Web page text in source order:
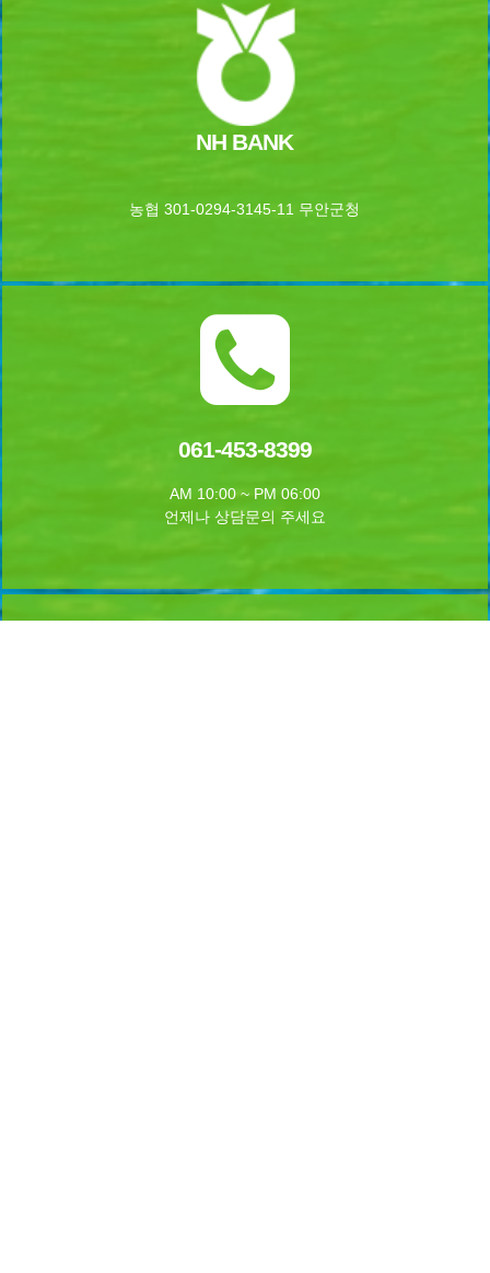
NH BANK
농협 301-0294-3145-11 무안군청
061-453-8399
AM 10:00 ~ PM 06:00
언제나 상담문의 주세요